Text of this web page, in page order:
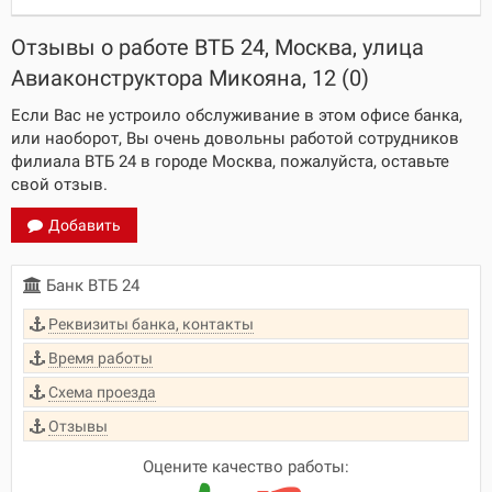
Отзывы о работе ВТБ 24, Москва, улица
Авиаконструктора Микояна, 12 (0)
Если Вас не устроило обслуживание в этом офисе банка,
или наоборот, Вы очень довольны работой сотрудников
филиала ВТБ 24 в городе Москва, пожалуйста, оставьте
свой отзыв.
Добавить
Банк ВТБ 24
Реквизиты банка, контакты
Время работы
Схема проезда
Отзывы
Оцените качество работы: